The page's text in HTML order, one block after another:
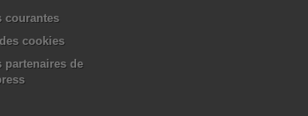
courantes
cookies
partenaires de